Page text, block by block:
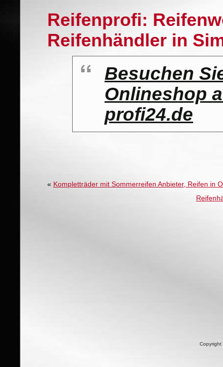
Reifenprofi:
Reifenhändler in
Besuchen
Onlineshop
profi24.de
« Kompletträder mit Sommerreifen Anbieter, Reifen in
Copyright